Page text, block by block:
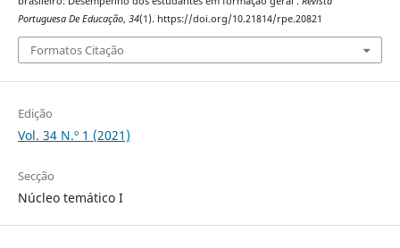
Portuguesa De Educação, 34(1). https://doi.org/10.21814/rpe.20821
Formatos Citação
Edição
Vol. 34 N.º 1 (2021)
Secção
Núcleo temático I